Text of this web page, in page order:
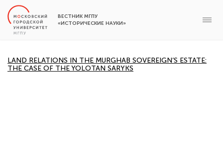
ВЕСТНИК МГПУ
«ИСТОРИЧЕСКИЕ НАУКИ»
LAND RELATIONS IN THE MURGHAB SOVEREIGN’S ESTATE:
THE CASE OF THE YOLOTAN SARYKS